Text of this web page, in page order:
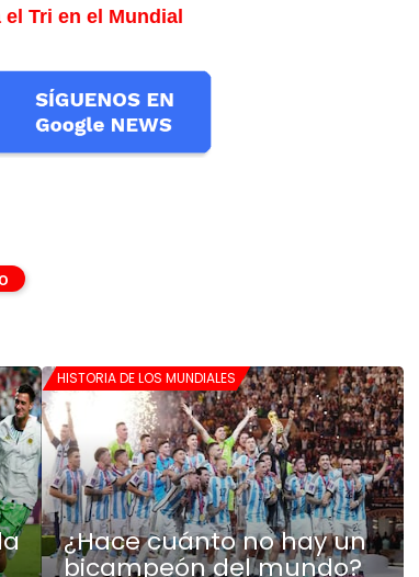
Tri en el Mundial
HISTORIA DE LOS MUNDIALES
¿Hace cuánto no hay un
bicampeón del mundo?